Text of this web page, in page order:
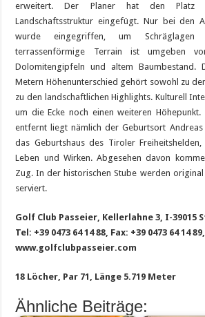
erweitert. Der Planer hat den Platz
Landschaftsstruktur eingefügt. Nur bei den
wurde eingegriffen, um Schräglagen
terrassenförmige Terrain ist umgeben
Dolomitengipfeln und altem Baumbestand.
Metern Höhenunterschied gehört sowohl zu
zu den landschaftlichen Highlights. Kulturell
um die Ecke noch einen weiteren
entfernt liegt nämlich der Geburtsort
das Geburtshaus des Tiroler
Leben und Wirken. Abgesehen davon
Zug. In der historischen Stube werden original
serviert.
Golf Club Passeier, Kellerlahne 3, I-39015
Tel: +39 0473 64 14 88, Fax: +39 0473 64 14 89,
www.golfclubpasseier.com
18 Löcher, Par 71, Länge 5.719 Meter
Ähnliche Beiträge: